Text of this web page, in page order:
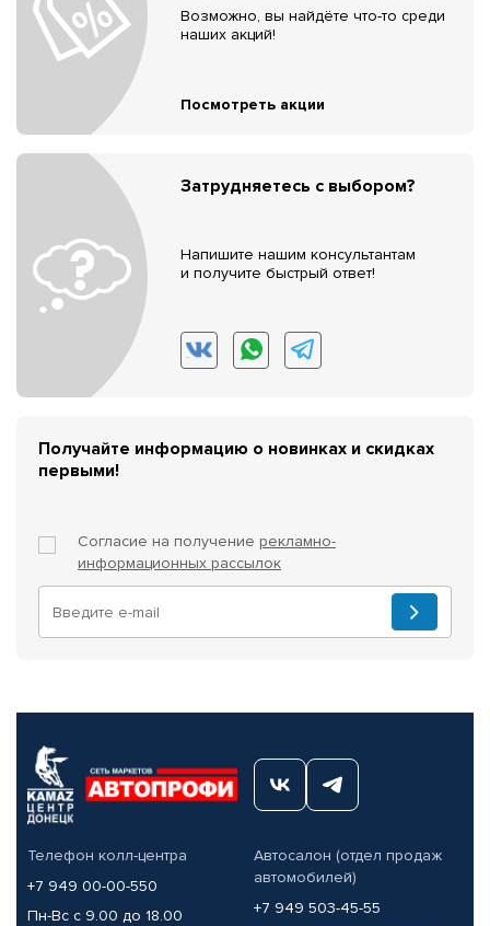
Возможно, вы найдёте что-то среди
наших акций!
Посмотреть акции
Затрудняетесь с выбором?
Напишите нашим консультантам
и получите быстрый ответ!
Получайте информацию о новинках и скидках
первыми!
Согласие на получение рекламно-
информационных рассылок
Телефон колл-центра
+7 949 00-00-550
Пн-Вс с 9.00 до 18.00
Автосалон (отдел продаж
автомобилей)
+7 949 503-45-55